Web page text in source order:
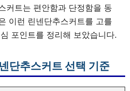
커트는 편안함과 단정함을 동
이런 린넨단추스커트를 고를
포인트를 정리해 보았습니다.
단추스커트 선택 기준